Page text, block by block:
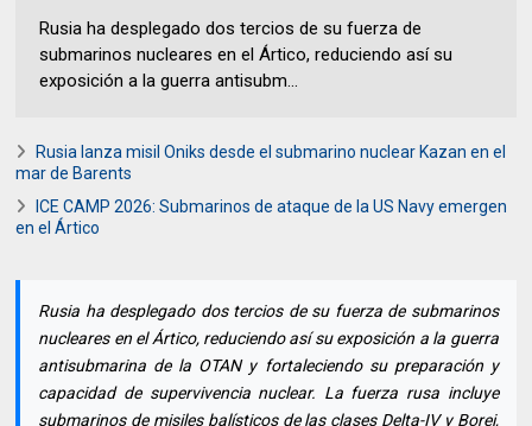
Rusia ha desplegado dos tercios de su fuerza de
submarinos nucleares en el Ártico, reduciendo así su
exposición a la guerra antisubm...
Rusia lanza misil Oniks desde el submarino nuclear Kazan en el
mar de Barents
ICE CAMP 2026: Submarinos de ataque de la US Navy emergen
en el Ártico
Rusia ha desplegado dos tercios de su fuerza de submarinos
nucleares en el Ártico, reduciendo así su exposición a la guerra
antisubmarina de la OTAN y fortaleciendo su preparación y
capacidad de supervivencia nuclear. La fuerza rusa incluye
submarinos de misiles balísticos de las clases Delta-IV y Borei,